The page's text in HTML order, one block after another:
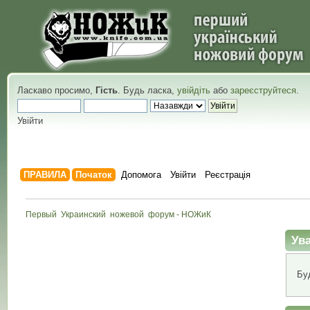
Ласкаво просимо, Гість. Будь ласка, увійдіть або зареєструйтеся.
Увійти
ПРАВИЛА Початок Допомога Увійти Реєстрація
Первый  Украинский  ножевой  форум - НОЖиК